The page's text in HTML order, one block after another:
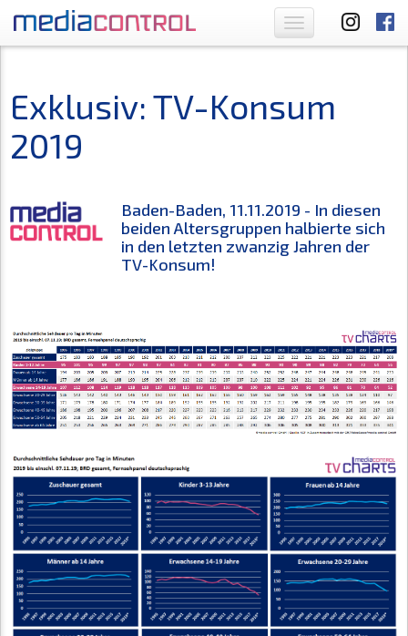
Toggle
navigation
Exklusiv: TV-Konsum
2019
Baden-Baden, 11.11.2019 - In diesen
beiden Altersgruppen halbierte sich
in den letzten zwanzig Jahren der
TV-Konsum!